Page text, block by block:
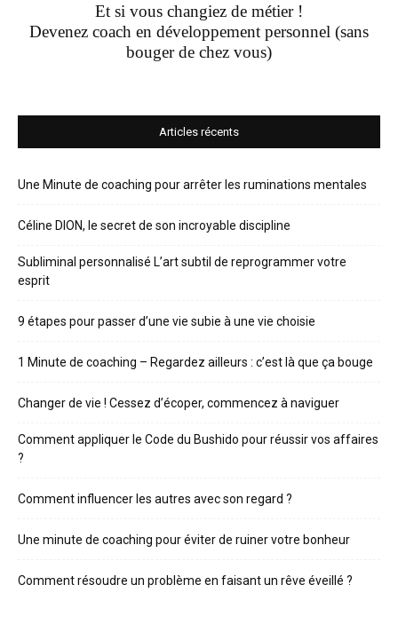
Et si vous changiez de métier !
Devenez coach en développement personnel (sans
bouger de chez vous)
Articles récents
Une Minute de coaching pour arrêter les ruminations mentales
Céline DION, le secret de son incroyable discipline
Subliminal personnalisé L’art subtil de reprogrammer votre
esprit
9 étapes pour passer d’une vie subie à une vie choisie
1 Minute de coaching – Regardez ailleurs : c’est là que ça bouge
Changer de vie ! Cessez d’écoper, commencez à naviguer
Comment appliquer le Code du Bushido pour réussir vos affaires
?
Comment influencer les autres avec son regard ?
Une minute de coaching pour éviter de ruiner votre bonheur
Comment résoudre un problème en faisant un rêve éveillé ?